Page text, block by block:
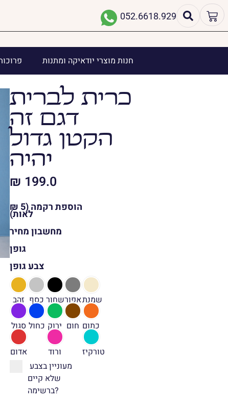
052.6618.929
חנות מוצרי יודאיקה ומתנות
כרית לברית
דגם זה
הקטן גדול
יהיה
₪ 199.0
הוספת רקמה (5 ₪
לאות)
מחשבון מחיר
גופן
צבע גופן
זהב כסף שחוראפורשמנת
סגול כחול ירוק חום כתום
אדום ורוד
טורקיז
מעוניין בצבע
שלא קיים
ברשימה?